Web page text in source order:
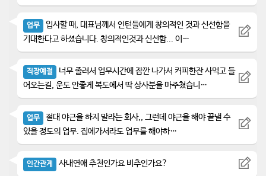
업무
입사할 때, 대표님께서 인턴들에게 창의적인 것과 신선함을
기대한다고 하셨습니다. 창의적인것과 신선함... 이…
직장예절
너무 졸려서 업무시간에 잠깐 나가서 커피한잔 사먹고 들
어오는길, 운도 안좋게 복도에서 딱 상사분을 마주쳤습니…
업무
절대 야근을 하지 말라는 회사,, 그런데 야근을 해야 끝낼 수
있을 정도의 업무. 집에가서라도 업무를 해야하…
인간관계 사내연애 추천인가요 비추인가요?